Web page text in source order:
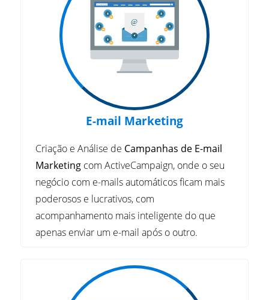
E-mail Marketing
Criação e Análise de Campanhas de E-mail
Marketingcom ActiveCampaign, onde o seu
negócio com e-mails automáticos ficam mais
poderosos e lucrativos, com
acompanhamento mais inteligente do que
apenas enviar um e-mail após o outro.